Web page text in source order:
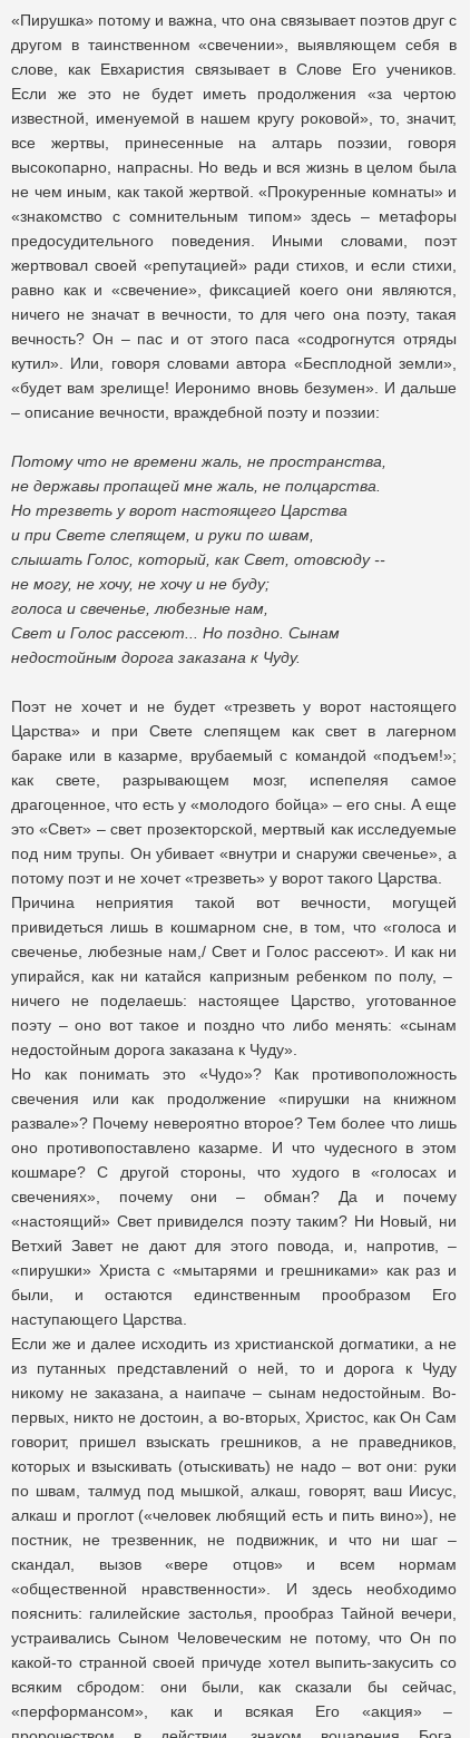
«Пирушка» потому и важна, что она связывает поэтов друг с
другом в таинственном «свечении», выявляющем себя в
слове, как Евхаристия связывает в Слове Его учеников.
Если же это не будет иметь продолжения «за чертою
известной, именуемой в нашем кругу роковой», то, значит,
все жертвы, принесенные на алтарь поэзии, говоря
высокопарно, напрасны. Но ведь и вся жизнь в целом была
не чем иным, как такой жертвой. «Прокуренные комнаты» и
«знакомство с сомнительным типом» здесь – метафоры
предосудительного поведения. Иными словами, поэт
жертвовал своей «репутацией» ради стихов, и если стихи,
равно как и «свечение», фиксацией коего они являются,
ничего не значат в вечности, то для чего она поэту, такая
вечность? Он – пас и от этого паса «содрогнутся отряды
кутил». Или, говоря словами автора «Бесплодной земли»,
«будет вам зрелище! Иеронимо вновь безумен». И дальше
– описание вечности, враждебной поэту и поэзии:
Потому что не времени жаль, не пространства,
не державы пропащей мне жаль, не полцарства.
Но трезветь у ворот настоящего Царства
и при Свете слепящем, и руки по швам,
слышать Голос, который, как Свет, отовсюду --
не могу, не хочу, не хочу и не буду;
голоса и свеченье, любезные нам,
Свет и Голос рассеют... Но поздно. Сынам
недостойным дорога заказана к Чуду.
Поэт не хочет и не будет «трезветь у ворот настоящего
Царства» и при Свете слепящем как свет в лагерном
бараке или в казарме, врубаемый с командой «подъем!»;
как свете, разрывающем мозг, испепеляя самое
драгоценное, что есть у «молодого бойца» – его сны. А еще
это «Свет» – свет прозекторской, мертвый как исследуемые
под ним трупы. Он убивает «внутри и снаружи свеченье», а
потому поэт и не хочет «трезветь» у ворот такого Царства.
Причина неприятия такой вот вечности, могущей
привидеться лишь в кошмарном сне, в том, что «голоса и
свеченье, любезные нам,/ Свет и Голос рассеют». И как ни
упирайся, как ни катайся капризным ребенком по полу, –
ничего не поделаешь: настоящее Царство, уготованное
поэту – оно вот такое и поздно что либо менять: «сынам
недостойным дорога заказана к Чуду».
Но как понимать это «Чудо»? Как противоположность
свечения или как продолжение «пирушки на книжном
развале»? Почему невероятно второе? Тем более что лишь
оно противопоставлено казарме. И что чудесного в этом
кошмаре? С другой стороны, что худого в «голосах и
свечениях», почему они – обман? Да и почему
«настоящий» Свет привиделся поэту таким? Ни Новый, ни
Ветхий Завет не дают для этого повода, и, напротив, –
«пирушки» Христа с «мытарями и грешниками» как раз и
были, и остаются единственным прообразом Его
наступающего Царства.
Если же и далее исходить из христианской догматики, а не
из путанных представлений о ней, то и дорога к Чуду
никому не заказана, а наипаче – сынам недостойным. Во-
первых, никто не достоин, а во-вторых, Христос, как Он Сам
говорит, пришел взыскать грешников, а не праведников,
которых и взыскивать (отыскивать) не надо – вот они: руки
по швам, талмуд под мышкой, алкаш, говорят, ваш Иисус,
алкаш и проглот («человек любящий есть и пить вино»), не
постник, не трезвенник, не подвижник, и что ни шаг –
скандал, вызов «вере отцов» и всем нормам
«общественной нравственности». И здесь необходимо
пояснить: галилейские застолья, прообраз Тайной вечери,
устраивались Сыном Человеческим не потому, что Он по
какой-то странной своей причуде хотел выпить-закусить со
всяким сбродом: они были, как сказали бы сейчас,
«перформансом», как и всякая Его «акция» –